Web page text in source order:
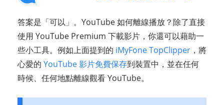
答案是「可以」。YouTube 如何離線播放？除了直接
使用 YouTube Premium 下載影片，你還可以藉助一
些小工具。例如上面提到的 iMyFone TopClipper ，將
心愛的 YouTube 影片免費保存到裝置中，並在任何
時候、任何地點離線觀看 YouTube。